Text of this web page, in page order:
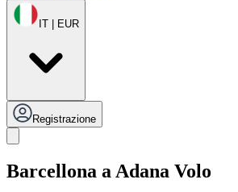
IT | EUR
Registrazione
Barcellona a Adana Volo